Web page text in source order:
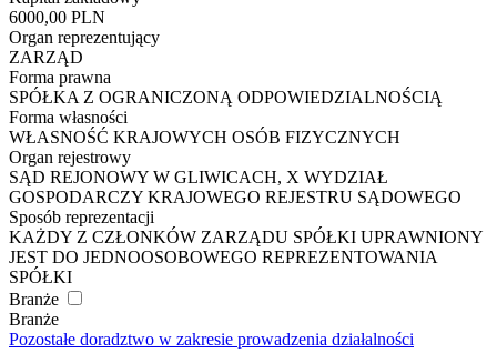
6000,00 PLN
Organ reprezentujący
ZARZĄD
Forma prawna
SPÓŁKA Z OGRANICZONĄ ODPOWIEDZIALNOŚCIĄ
Forma własności
WŁASNOŚĆ KRAJOWYCH OSÓB FIZYCZNYCH
Organ rejestrowy
SĄD REJONOWY W GLIWICACH, X WYDZIAŁ
GOSPODARCZY KRAJOWEGO REJESTRU SĄDOWEGO
Sposób reprezentacji
KAŻDY Z CZŁONKÓW ZARZĄDU SPÓŁKI UPRAWNIONY
JEST DO JEDNOOSOBOWEGO REPREZENTOWANIA
SPÓŁKI
Branże
Branże
Pozostałe doradztwo w zakresie prowadzenia działalności